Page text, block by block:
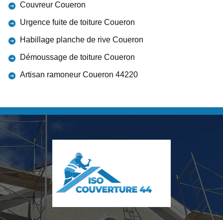
Couvreur Coueron
Urgence fuite de toiture Coueron
Habillage planche de rive Coueron
Démoussage de toiture Coueron
Artisan ramoneur Coueron 44220